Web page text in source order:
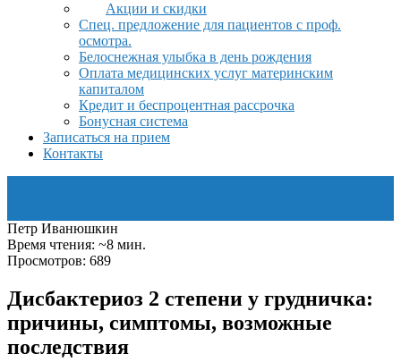
Акции и скидки
Спец. предложение для пациентов с проф.
осмотра.
Белоснежная улыбка в день рождения
Оплата медицинских услуг материнским
капиталом
Кредит и беспроцентная рассрочка
Бонусная система
Записаться на прием
Контакты
Петр Иванюшкин
Время чтения: ~8 мин.
Просмотров: 689
Дисбактериоз 2 степени у грудничка:
причины, симптомы, возможные
последствия